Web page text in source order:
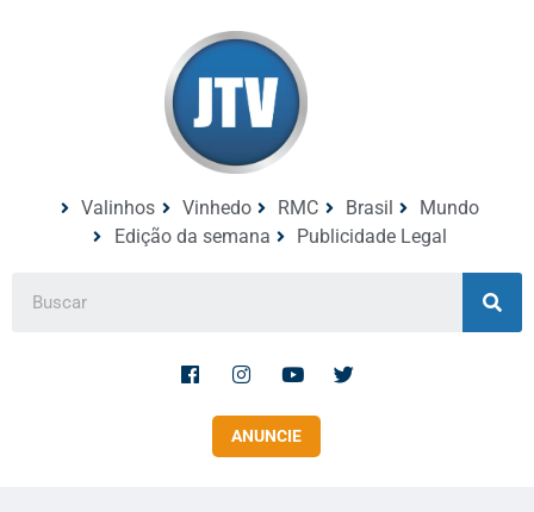
Valinhos Vinhedo RMC Brasil
Mundo
Edição da semana
Publicidade Legal
ANUNCIE